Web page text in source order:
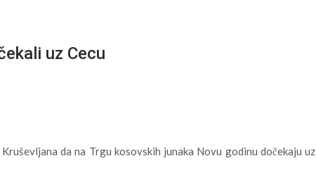
uz Cecu
da na Trgu kosovskih junaka Novu godinu dočekaju uz